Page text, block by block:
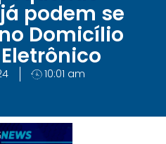
podem se
Domicílio
10:01 am